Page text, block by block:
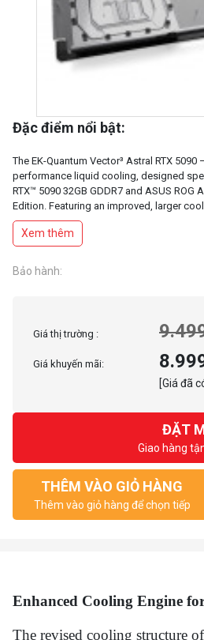
Đặc điểm nổi bật:
The EK-Quantum Vector³ Astral RTX
performance liquid cooling, designed
RTX™ 5090 32GB GDDR7 and ASUS ROG
Edition. Featuring an improved, larger
and a new gasket design to optimize
Xem thêm
Bảo hành:
Giá thị trường :
Giá khuyến mãi:
[Giá đã
ĐẶT
Giao hàng
THÊM VÀO GIỎ HÀNG
Thêm vào giỏ hàng để chọn tiếp
Enhanced Cooling Engine
The revised cooling structure